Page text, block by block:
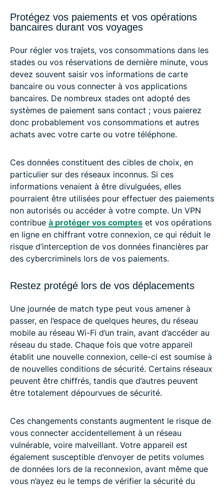
Protégez vos paiements et vos opérations
bancaires durant vos voyages
Pour régler vos trajets, vos consommations dans les
stades ou vos réservations de dernière minute, vous
devez souvent saisir vos informations de carte
bancaire ou vous connecter à vos applications
bancaires. De nombreux stades ont adopté des
systèmes de paiement sans contact ; vous paierez
donc probablement vos consommations et autres
achats avec votre carte ou votre téléphone.
Ces données constituent des cibles de choix, en
particulier sur des réseaux inconnus. Si ces
informations venaient à être divulguées, elles
pourraient être utilisées pour effectuer des paiements
non autorisés ou accéder à votre compte. Un VPN
contribue à protéger vos comptes et vos opérations
en ligne en chiffrant votre connexion, ce qui réduit le
risque d’interception de vos données financières par
des cybercriminels lors de vos paiements.
Restez protégé lors de vos déplacements
Une journée de match type peut vous amener à
passer, en l’espace de quelques heures, du réseau
mobile au réseau Wi-Fi d’un train, avant d’accéder au
réseau du stade. Chaque fois que votre appareil
établit une nouvelle connexion, celle-ci est soumise à
de nouvelles conditions de sécurité. Certains réseaux
peuvent être chiffrés, tandis que d’autres peuvent
être totalement dépourvues de sécurité.
Ces changements constants augmentent le risque de
vous connecter accidentellement à un réseau
vulnérable, voire malveillant. Votre appareil est
également susceptible d’envoyer de petits volumes
de données lors de la reconnexion, avant même que
vous n’ayez eu le temps de vérifier la sécurité du